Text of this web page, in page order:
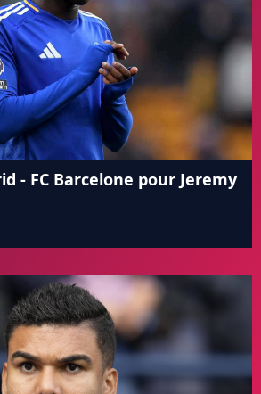
- FC Barcelone pour Jeremy